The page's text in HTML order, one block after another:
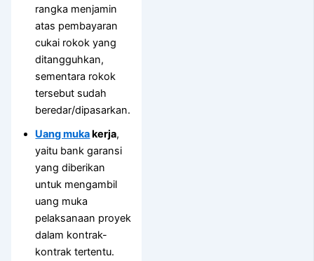
rangka menjamin
atas pembayaran
cukai rokok yang
ditangguhkan,
sementara rokok
tersebut sudah
beredar/dipasarkan.
Uang mukakerja,
yaitu bank garansi
yang diberikan
untuk mengambil
uang muka
pelaksanaan proyek
dalam kontrak-
kontrak tertentu.